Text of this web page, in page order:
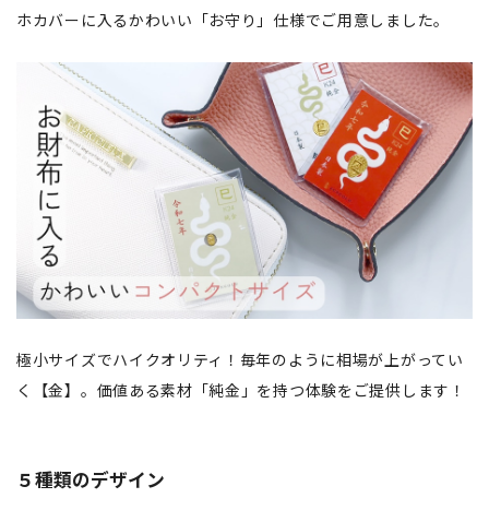
ホカバーに入るかわいい「お守り」仕様でご用意しました。
極小サイズでハイクオリティ！毎年のように相場が上がってい
く【金】。価値ある素材「純金」を持つ体験をご提供します！
５種類のデザイン